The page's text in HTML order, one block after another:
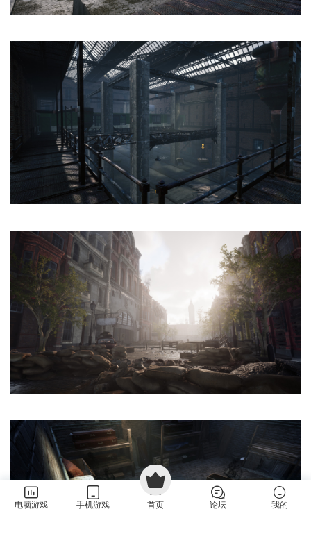
电脑游戏 手机游戏 首页 论坛 我的